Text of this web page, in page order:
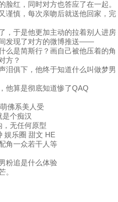
红，同时对方也答应了在一起。
慎，每次亲吻后就送他回家，完
于是他更加主动的拉着别人进房
发现了对方的微博推送——
是简斯行？画自己被他压着的角
方？
俱下，他终于知道什么叫做梦男
算是彻底知道惨了QAQ
佛系美人受
个痴汉
无任何原型
乐圈 甜文 HE
一众若干人等
追是什么体验